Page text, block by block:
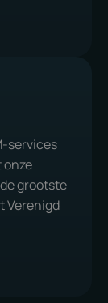
services
grootste
Verenigd